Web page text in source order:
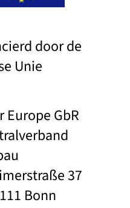
door de
Unie
Europe GbR
37
Bonn